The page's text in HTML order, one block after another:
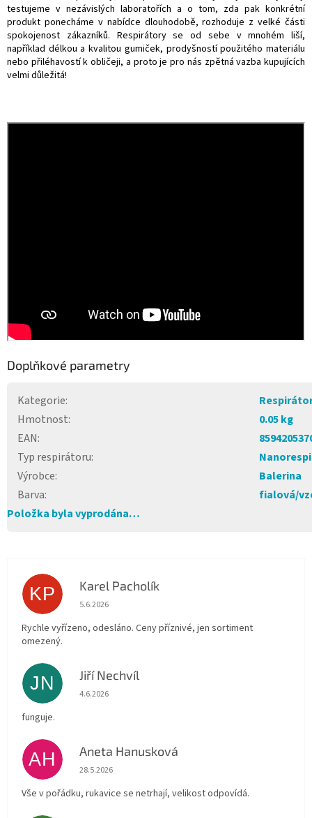
testujeme v nezávislých laboratořích a o tom, zda pak konkrétní
produkt ponecháme v nabídce dlouhodobě, rozhoduje z velké části
spokojenost zákazníků. Respirátory se od sebe v mnohém liší,
například délkou a kvalitou gumiček, prodyšností použitého materiálu
nebo přiléhavostí k obličeji, a proto je pro nás zpětná vazba kupujících
velmi důležitá!
Doplňkové parametry
Kategorie:
Hmotnost:
0.05 kg
EAN:
Typ respirátoru:
Výrobce:
Balerina
Barva:
fialová/
Položka byla vyprodána…
KP Karel Pacholík
Hodnocení obchodu je 4 z 5 hvězdiček.
5.6.2026
Rychle vyřízeno, odesláno. Ceny příznivé, jen sortiment
omezený.
JN Jiří Nechvíl
Hodnocení obchodu je 5 z 5 hvězdiček.
4.6.2026
funguje.
AH Aneta Hanusková
Hodnocení obchodu je 5 z 5 hvězdiček.
28.5.2026
Vše v pořádku, rukavice se netrhají, velikost odpovídá.